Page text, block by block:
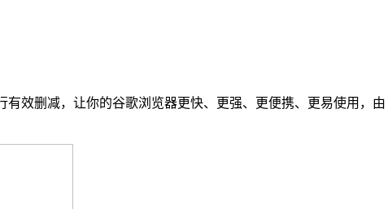
效删减，让你的谷歌浏览器更快、更强、更便携、更易使用，由